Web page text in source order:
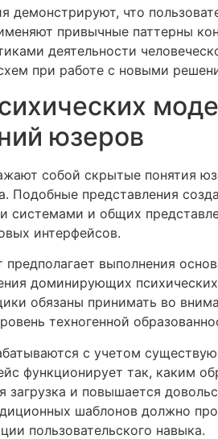
демонстрируют, что
привычные паттерны
деятельности
при работе с новыми
юзеров
собой скрытые понятия
Подобные представления
системами и общих
интерфейсов.
выполнения
доминирующих
обязаны принимать во
техногенной
с учетом
функционирует так, каким
загрузка и повышается
шаблонов должно
пользовательского навыка.